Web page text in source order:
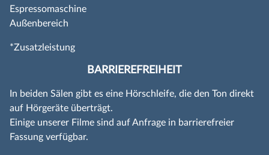
Espressomaschine
Außenbereich
*Zusatzleistung
BARRIEREFREIHEIT
In beiden Sälen gibt es eine Hörschleife, die den Ton direkt
auf Hörgeräte überträgt.
Einige unserer Filme sind auf Anfrage in barrierefreier
Fassung verfügbar.